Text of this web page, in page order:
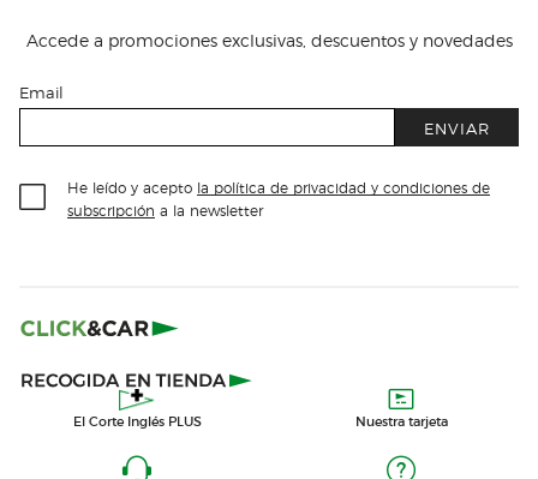
Accede a promociones exclusivas, descuentos y novedades
Email
ENVIAR
He leído y acepto la política de privacidad y condiciones de
subscripción a la newsletter
El Corte Inglés PLUS Nuestra tarjeta